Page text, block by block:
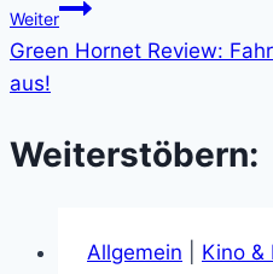
Weiter
Green Hornet Review:
aus!
Weiterstöbern:
Allgemein Kino &